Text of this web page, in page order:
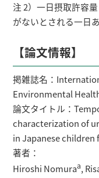
注 2）一日摂取許容
がないとされる一日
【論文情報】
掲雑誌名：
Environmental
論文タイトル：
characterization of
in Japanese children
著者：
Hiroshi Nomuraa,